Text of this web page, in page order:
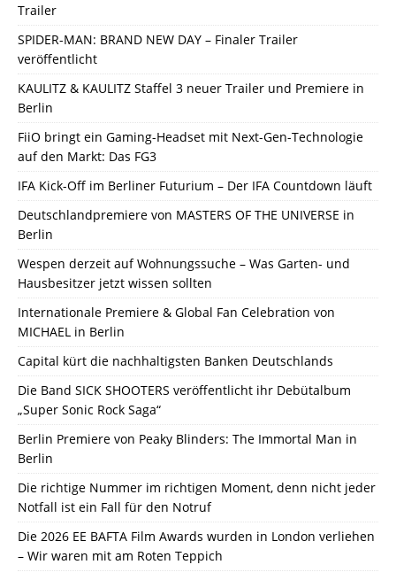
Trailer
SPIDER-MAN: BRAND NEW DAY – Finaler Trailer
veröffentlicht
KAULITZ & KAULITZ Staffel 3 neuer Trailer und Premiere in
Berlin
FiiO bringt ein Gaming-Headset mit Next-Gen-Technologie
auf den Markt: Das FG3
IFA Kick-Off im Berliner Futurium – Der IFA Countdown läuft
Deutschlandpremiere von MASTERS OF THE UNIVERSE in
Berlin
Wespen derzeit auf Wohnungssuche – Was Garten- und
Hausbesitzer jetzt wissen sollten
Internationale Premiere & Global Fan Celebration von
MICHAEL in Berlin
Capital kürt die nachhaltigsten Banken Deutschlands
Die Band SICK SHOOTERS veröffentlicht ihr Debütalbum
„Super Sonic Rock Saga“
Berlin Premiere von Peaky Blinders: The Immortal Man in
Berlin
Die richtige Nummer im richtigen Moment, denn nicht jeder
Notfall ist ein Fall für den Notruf
Die 2026 EE BAFTA Film Awards wurden in London verliehen
– Wir waren mit am Roten Teppich